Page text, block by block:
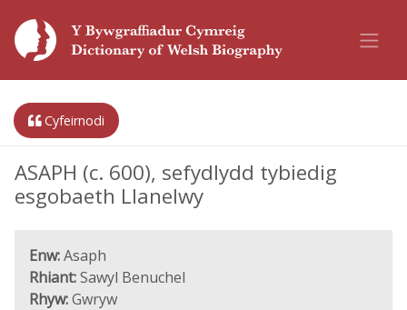
Cyfeirnodi
ASAPH (c. 600), sefydlydd tybiedig
esgobaeth Llanelwy
Enw:Asaph
Rhiant:Sawyl Benuchel
Rhyw:Gwryw